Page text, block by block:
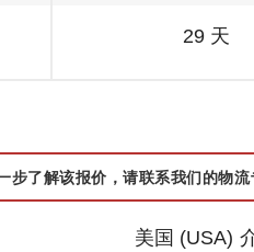
29 天
步了解该报价，请联系我们的物
美国 (USA)